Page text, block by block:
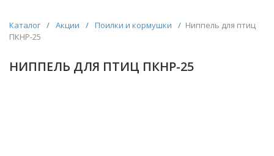
Каталог / Акции / Поилки и кормушки / Ниппель для птиц
ПКНР-25
НИППЕЛЬ ДЛЯ ПТИЦ ПКНР-25